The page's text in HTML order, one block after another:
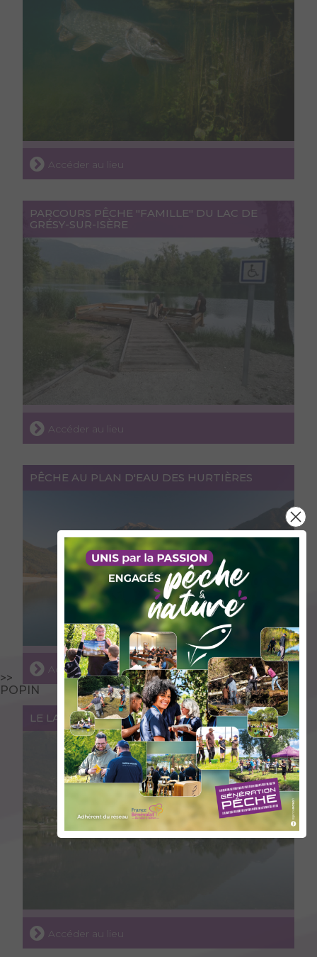
>>
POPIN
Accéder au lieu
PARCOURS PÊCHE "FAMILLE" DU LAC DE
GRÉSY-SUR-ISÈRE
Accéder au lieu
PÊCHE AU PLAN D'EAU DES HURTIÈRES
Accéder au lieu
LE LAC DE CAROUGE
Accéder au lieu